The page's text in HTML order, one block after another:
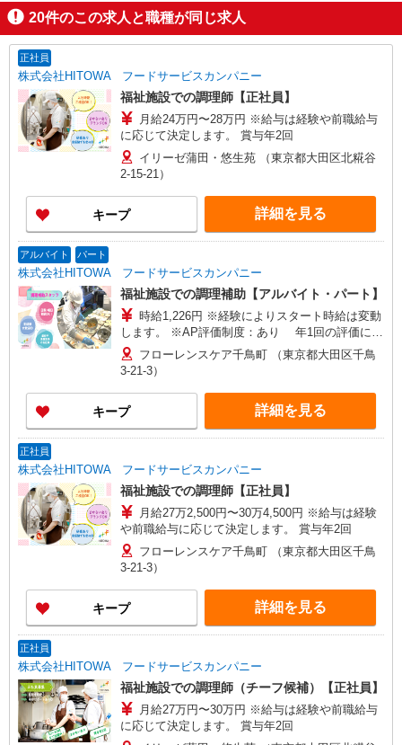
20件のこの求人と職種が同じ求人
正社員
株式会社HITOWA フードサービスカンパニー
福祉施設での調理師【正社員】
月給24万円〜28万円 ※給与は経験や前職給与
に応じて決定します。 賞与年2回
イリーゼ蒲田・悠生苑 （東京都大田区北糀谷
2-15-21）
キープ 詳細を見る
アルバイト パート
株式会社HITOWA フードサービスカンパニー
福祉施設での調理補助【アルバイト・パート】
時給1,226円 ※経験によりスタート時給は変動
します。 ※AP評価制度：あり 年1回の評価によ
り時給を見直します。 ※アルバイト賞与（寸
志）：あり 年2回。勤続年数により金額UP。
フローレンスケア千鳥町 （東京都大田区千鳥
3-21-3）
キープ 詳細を見る
正社員
株式会社HITOWA フードサービスカンパニー
福祉施設での調理師【正社員】
月給27万2,500円〜30万4,500円 ※給与は経験
や前職給与に応じて決定します。 賞与年2回
フローレンスケア千鳥町 （東京都大田区千鳥
3-21-3）
キープ 詳細を見る
正社員
株式会社HITOWA フードサービスカンパニー
福祉施設での調理師（チーフ候補）【正社員】
月給27万円〜30万円 ※給与は経験や前職給与
に応じて決定します。 賞与年2回